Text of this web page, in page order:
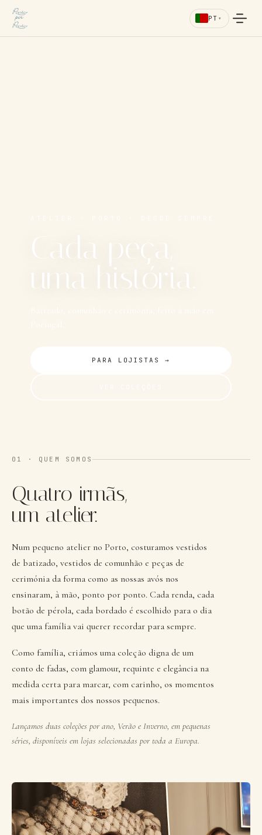
PT ▾
Cada peça,
uma história.
PARA LOJISTAS →
01 · QUEM SOMOS
Quatro irmãs,
um atelier.
Num pequeno atelier no Porto, costuramos vestidos
de batizado, vestidos de comunhão e peças de
cerimónia da forma como as nossas avós nos
ensinaram, à mão, ponto por ponto. Cada renda, cada
botão de pérola, cada bordado é escolhido para o dia
que uma família vai querer recordar para sempre.
Como família, criámos uma coleção digna de um
conto de fadas, com glamour, requinte e elegância na
medida certa para marcar, com carinho, os momentos
mais importantes dos nossos pequenos.
Lançamos duas coleções por ano, Verão e Inverno, em pequenas
séries, disponíveis em lojas selecionadas por toda a Europa.